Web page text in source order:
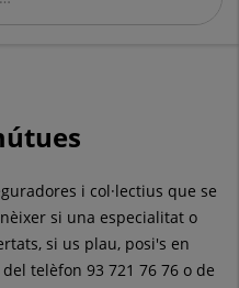
i col·lectius que se
si una especialitat o
si us plau, posi's en
telèfon 93 721 76 76 o de